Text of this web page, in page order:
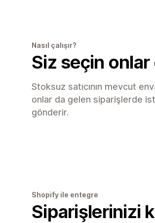
Nasıl çalışır?
Siz seçin
Stoksuz satıcının mevcut
onlar da gelen siparişlerde
gönderir.
Shopify ile entegre
Siparişlerinizi